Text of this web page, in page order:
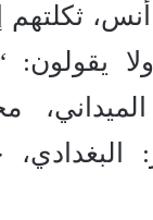
أنس،
يقولون: